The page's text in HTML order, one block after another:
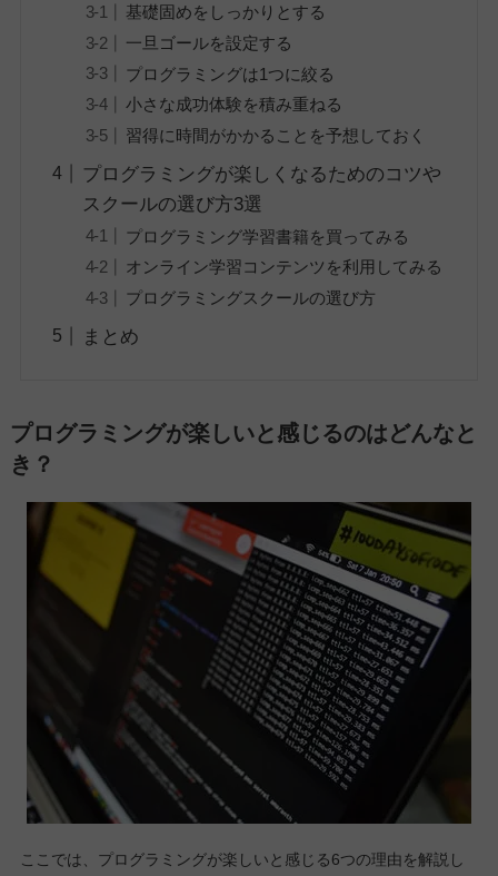
基礎固めをしっかりとする
一旦ゴールを設定する
プログラミングは1つに絞る
小さな成功体験を積み重ねる
習得に時間がかかることを予想しておく
プログラミングが楽しくなるためのコツや
スクールの選び方3選
プログラミング学習書籍を買ってみる
オンライン学習コンテンツを利用してみる
プログラミングスクールの選び方
まとめ
プログラミングが楽しいと感じるのはどんなと
き？
ここでは、プログラミングが楽しいと感じる6つの理由を解説し